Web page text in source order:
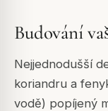
Budování
Nejjednodušší
koriandru a
vodě) popíjený